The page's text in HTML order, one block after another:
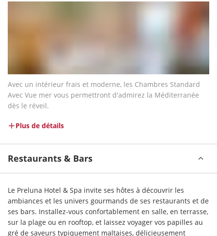
Avec un intérieur frais et moderne, les Chambres Standard
Avec Vue mer vous permettront d'admirez la Méditerranée
dès le réveil.
Plus de détails
Restaurants & Bars
Le Preluna Hotel & Spa invite ses hôtes à découvrir les
ambiances et les univers gourmands de ses restaurants et de
ses bars. Installez-vous confortablement en salle, en terrasse,
sur la plage ou en rooftop, et laissez voyager vos papilles au
gré de saveurs typiquement maltaises, délicieusement